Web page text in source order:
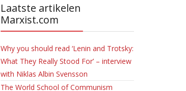
Laatste artikelen
Marxist.com
Why you should read ‘Lenin and Trotsky:
What They Really Stood For’ – interview
with Niklas Albin Svensson
The World School of Communism